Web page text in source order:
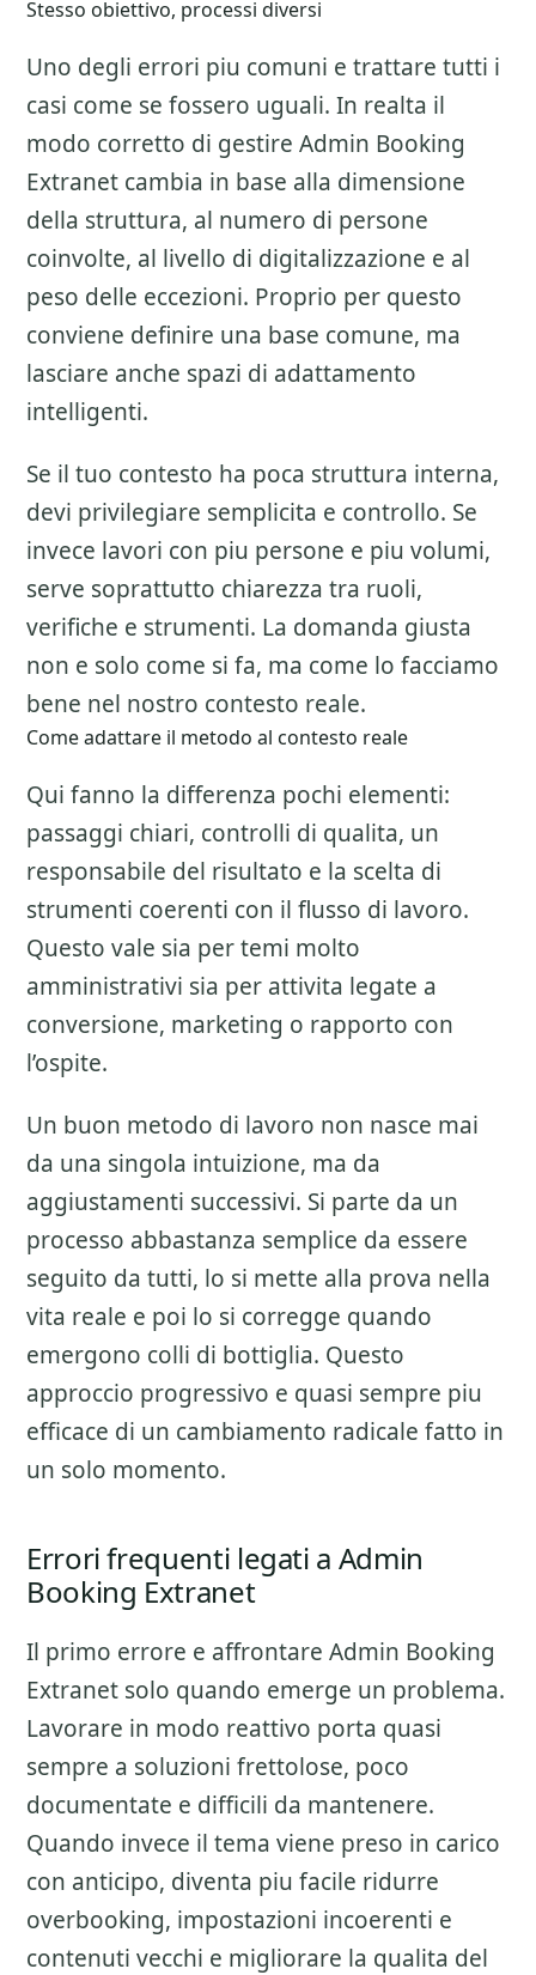
Stesso obiettivo, processi diversi
Uno degli errori piu comuni e trattare tutti i
casi come se fossero uguali. In realta il
modo corretto di gestire Admin Booking
Extranet cambia in base alla dimensione
della struttura, al numero di persone
coinvolte, al livello di digitalizzazione e al
peso delle eccezioni. Proprio per questo
conviene definire una base comune, ma
lasciare anche spazi di adattamento
intelligenti.
Se il tuo contesto ha poca struttura interna,
devi privilegiare semplicita e controllo. Se
invece lavori con piu persone e piu volumi,
serve soprattutto chiarezza tra ruoli,
verifiche e strumenti. La domanda giusta
non e solo come si fa, ma come lo facciamo
bene nel nostro contesto reale.
Come adattare il metodo al contesto reale
Qui fanno la differenza pochi elementi:
passaggi chiari, controlli di qualita, un
responsabile del risultato e la scelta di
strumenti coerenti con il flusso di lavoro.
Questo vale sia per temi molto
amministrativi sia per attivita legate a
conversione, marketing o rapporto con
l’ospite.
Un buon metodo di lavoro non nasce mai
da una singola intuizione, ma da
aggiustamenti successivi. Si parte da un
processo abbastanza semplice da essere
seguito da tutti, lo si mette alla prova nella
vita reale e poi lo si corregge quando
emergono colli di bottiglia. Questo
approccio progressivo e quasi sempre piu
efficace di un cambiamento radicale fatto in
un solo momento.
Errori frequenti legati a Admin
Booking Extranet
Il primo errore e affrontare Admin Booking
Extranet solo quando emerge un problema.
Lavorare in modo reattivo porta quasi
sempre a soluzioni frettolose, poco
documentate e difficili da mantenere.
Quando invece il tema viene preso in carico
con anticipo, diventa piu facile ridurre
overbooking, impostazioni incoerenti e
contenuti vecchi e migliorare la qualita del